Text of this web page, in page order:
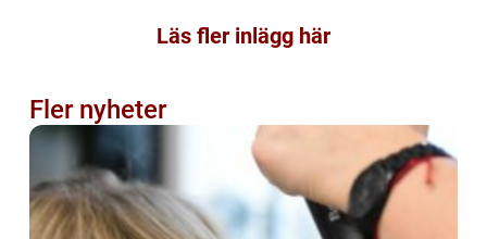
Läs fler inlägg här
Fler nyheter